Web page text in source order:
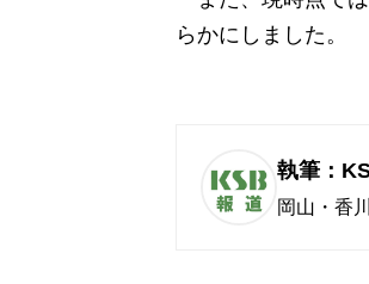
らかにしました。
執筆：
岡山・香